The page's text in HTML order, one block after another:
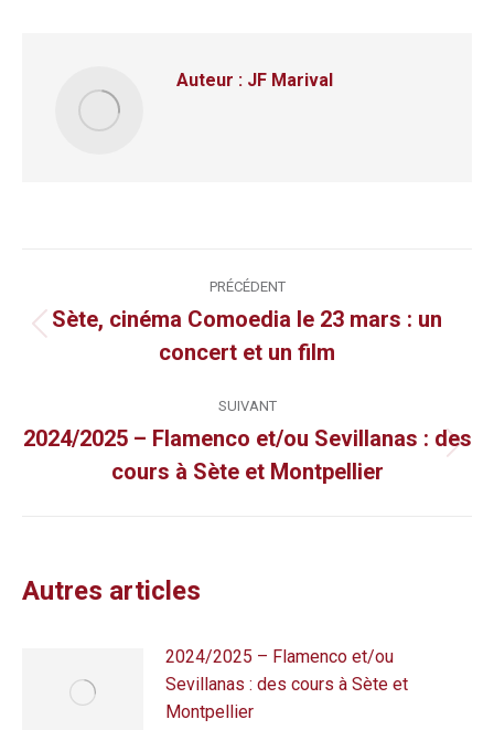
Auteur : JF Marival
article
PRÉCÉDENT
précédent
Sète, cinéma Comoedia le 23 mars : un
concert et un film
SUIVANT
Article
suivant
2024/2025 – Flamenco et/ou Sevillanas : des
cours à Sète et Montpellier
Autres articles
2024/2025 – Flamenco et/ou
Sevillanas : des cours à Sète et
Montpellier